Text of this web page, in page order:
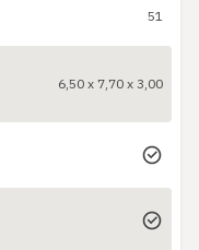
51
6,50 x 7,70 x 3,00